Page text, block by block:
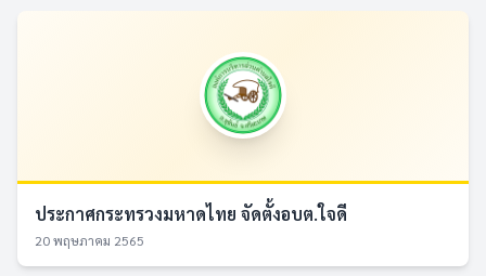
ประกาศกระทรวงมหาดไทย จัดตั้งอบต.ใจดี
20 พฤษภาคม 2565